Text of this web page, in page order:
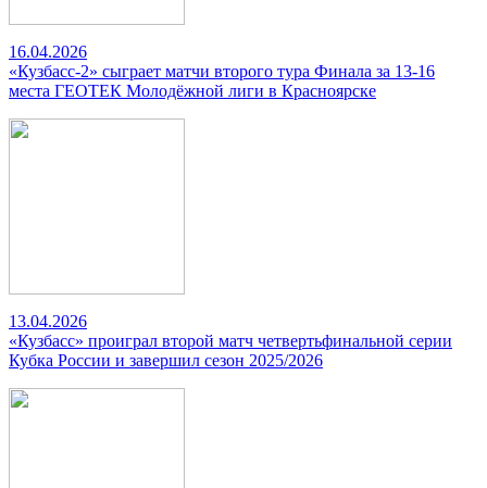
16.04.2026
«Кузбасс-2» сыграет матчи второго тура Финала за 13-16
места ГЕОТЕК Молодёжной лиги в Красноярске
13.04.2026
«Кузбасс» проиграл второй матч четвертьфинальной серии
Кубка России и завершил сезон 2025/2026